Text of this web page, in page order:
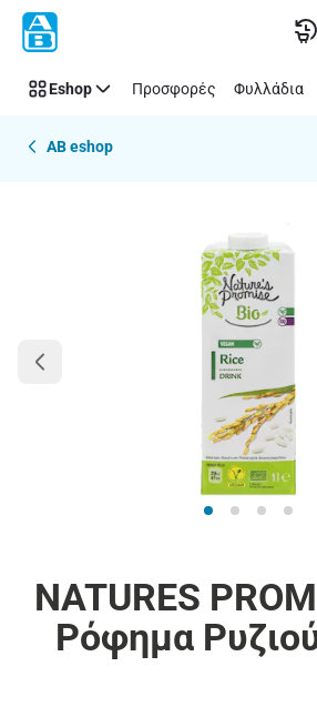
Παράλειψη
Eshop Προσφορές Φυλλάδια
AB eshop
NATURES
Ρόφημα